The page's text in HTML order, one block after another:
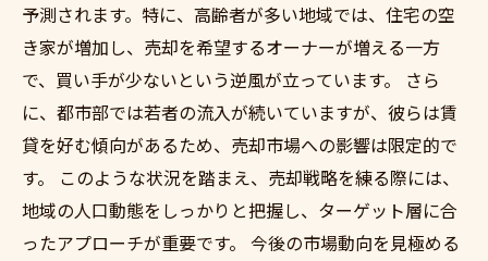
予測されます。特に、高齢者が多い地域では、住宅の空
き家が増加し、売却を希望するオーナーが増える一方
で、買い手が少ないという逆風が立っています。 さら
に、都市部では若者の流入が続いていますが、彼らは賃
貸を好む傾向があるため、売却市場への影響は限定的で
す。 このような状況を踏まえ、売却戦略を練る際には、
地域の人口動態をしっかりと把握し、ターゲット層に合
ったアプローチが重要です。 今後の市場動向を見極める